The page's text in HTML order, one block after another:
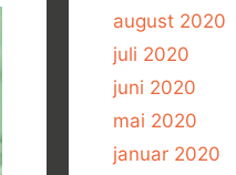
august 2020
juli 2020
juni 2020
mai 2020
januar 2020